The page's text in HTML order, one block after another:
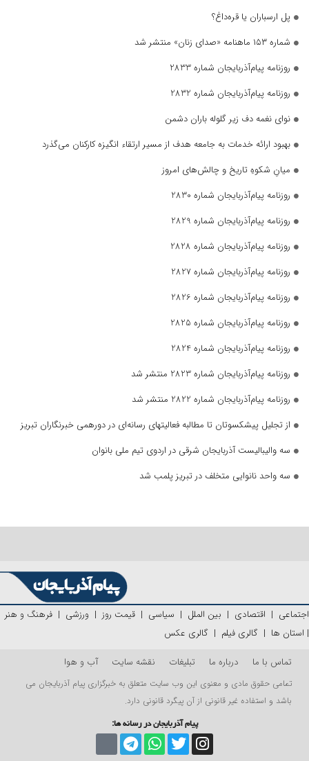
پل ارسباران یا قره‌داغ؟
شماره ۱۵۳ ماهنامه «صدای زنان» منتشر شد
روزنامه پیام‌آذربایجان شماره 2833
روزنامه پیام‌آذربایجان شماره 2832
نوای نغمه دف زیر گلوله باران دشمن
بهبود ارائه خدمات به جامعه هدف از مسیر ارتقاء انگیزه کارکنان می‌گذرد
میانِ شکوهِ تاریخ و چالش‌های امروز
روزنامه پیام‌آذربایجان شماره 2830
روزنامه پیام‌آذربایجان شماره 2829
روزنامه پیام‌آذربایجان شماره 2828
روزنامه پیام‌آذربایجان شماره 2827
روزنامه پیام‌آذربایجان شماره 2826
روزنامه پیام‌آذربایجان شماره 2825
روزنامه پیام‌آذربایجان شماره 2824
روزنامه پیام‌آذربایجان شماره 2823 منتشر شد
روزنامه پیام‌آذربایجان شماره 2822 منتشر شد
از تجلیل پیشکسوتان تا مطالبه فعالیتهای رسانه‌ای در دورهمی خبرنگاران تبریز
سه والیبالیست آذربایجان‌ شرقی در اردوی تیم ملی بانوان
سه واحد نانوایی متخلف در تبریز پلمب شد
اجتماعی | اقتصادی | بین الملل | سیاسی | قیمت روز | ورزشی | فرهنگ و هنر
| استان ها | گالری فیلم | گالری عکس
تماس با ما
درباره ما تبلیغات نقشه سایت آب و هوا
تمامی حقوق مادی و معنوی این وب سایت متعلق به خبرگزاری پیام آذربایجان می
باشد و استفاده غیر قانونی از آن پیگرد قانونی دارد.
پیام آذربایجان در رسانه ها: